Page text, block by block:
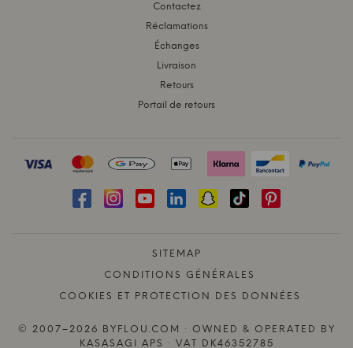
Contactez
Réclamations
Échanges
Livraison
Retours
Portail de retours
SITEMAP
CONDITIONS GÉNÉRALES
COOKIES ET PROTECTION DES DONNÉES
© 2007–2026 BYFLOU.COM · OWNED & OPERATED BY
KASASAGI APS · VAT DK46352785